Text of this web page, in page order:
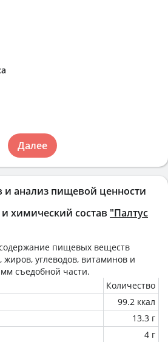
и анализ пищевой ценности
химический состав "Палтус
пищевых веществ
жиров, углеводов, витаминов и
съедобной части.
Количество
99.2 ккал
13.3 г
4 г
Далее